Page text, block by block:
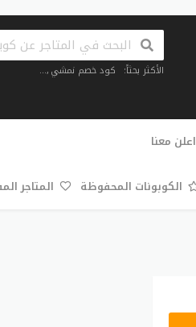
الأكثر بحثاً: كود خصم نمشي,...
تخطي
اعلن معنا
الكوبونات المحفوظة المتاجر